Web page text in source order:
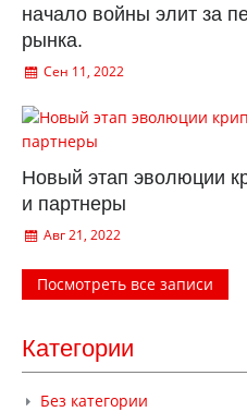
начало войны элит за
рынка.
Сен 11, 2022
Новый этап эволюции
и партнеры
Авг 21, 2022
Посмотреть все записи
Категории
Без категории